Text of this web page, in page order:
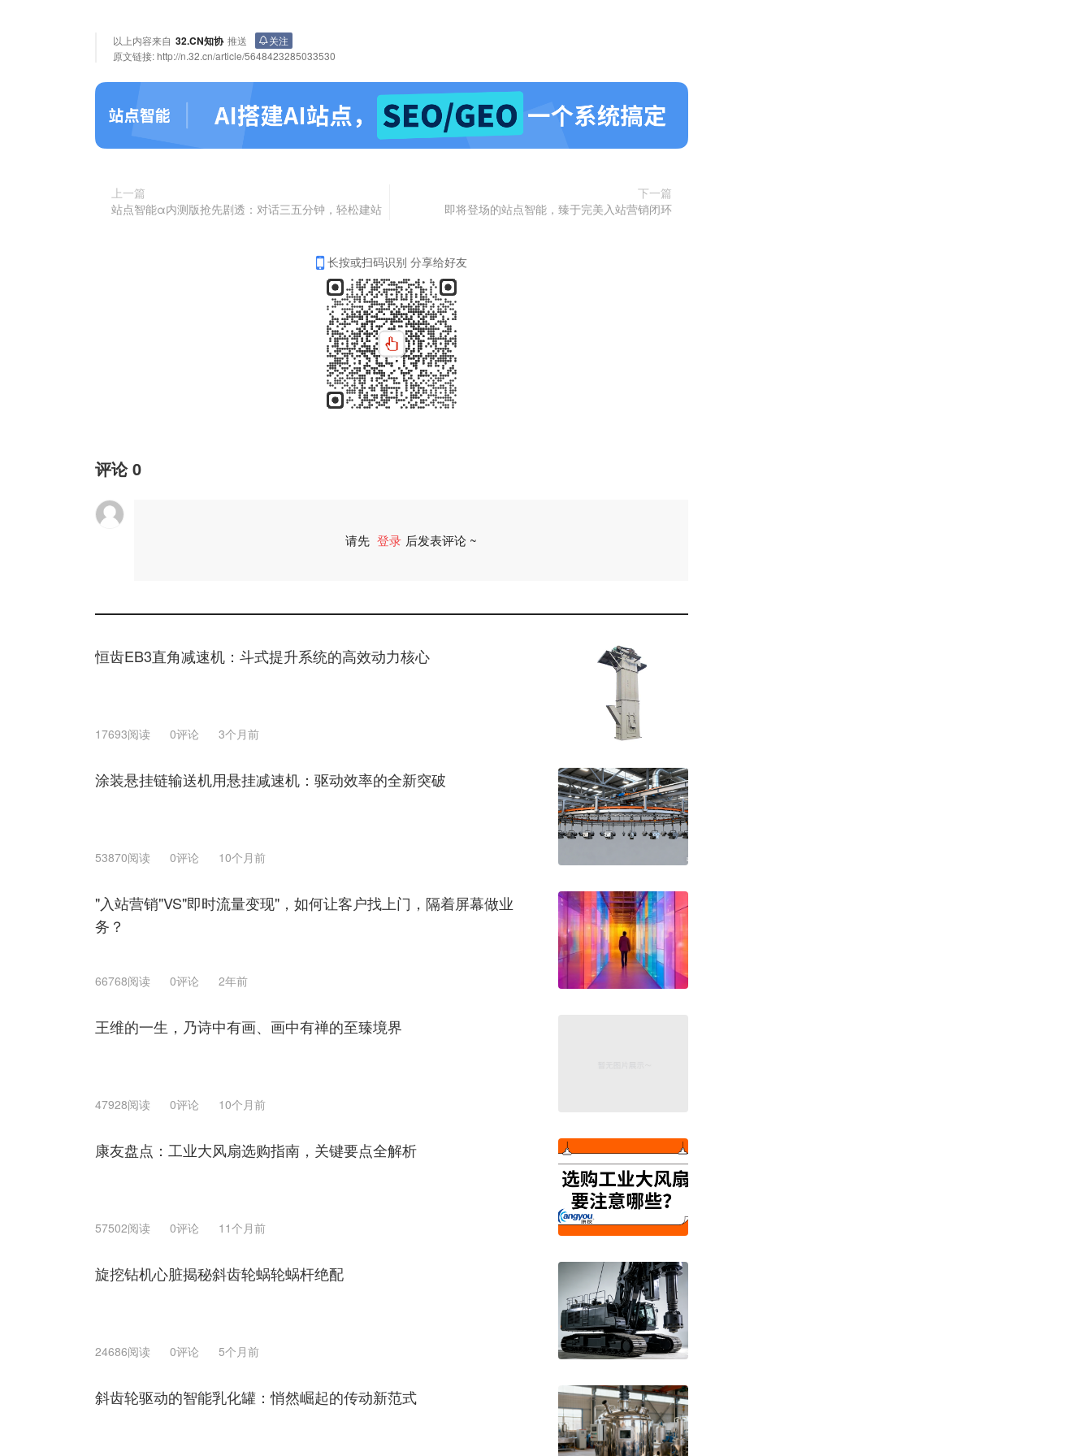
以上内容来自 32.CN知协 推送
关注
原文链接:http://n.32.cn/article/5648423285033530
上一篇
站点智能α内测版抢先剧透：对话三五分钟，轻松建站
下一篇
即将登场的站点智能，臻于完美入站营销闭环
长按或扫码识别 分享给好友
评论0
请先 登录 后发表评论 ~
恒齿EB3直角减速机：斗式提升系统的高效动力核心
17693阅读 0评论 3个月前
涂装悬挂链输送机用悬挂减速机：驱动效率的全新突破
53870阅读 0评论 10个月前
"入站营销"VS"即时流量变现"，如何让客户找上门，隔着屏幕做业
务？
66768阅读 0评论 2年前
王维的一生，乃诗中有画、画中有禅的至臻境界
47928阅读 0评论 10个月前
康友盘点：工业大风扇选购指南，关键要点全解析
57502阅读 0评论 11个月前
旋挖钻机心脏揭秘斜齿轮蜗轮蜗杆绝配
24686阅读 0评论 5个月前
斜齿轮驱动的智能乳化罐：悄然崛起的传动新范式